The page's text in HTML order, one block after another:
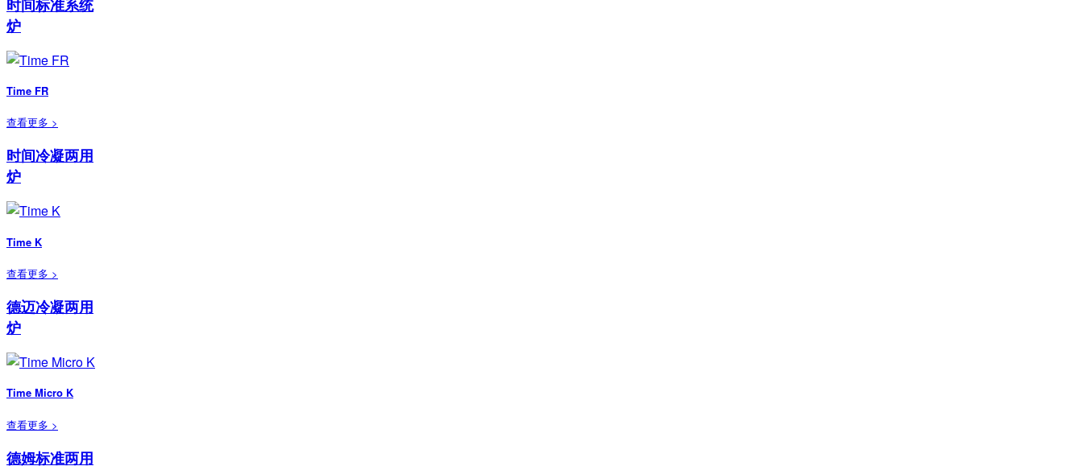
时间标准系统
炉
Time FR
查看更多 >
时间冷凝两用
炉
Time K
查看更多 >
德迈冷凝两用
炉
Time Micro K
查看更多 >
德姆标准两用